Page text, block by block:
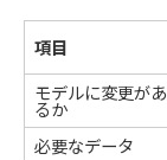
項目
モデルに変更があ
るか
必要なデータ